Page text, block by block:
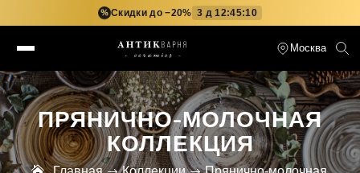
%Скидки до −20% 3 д 12:45:09
Москва
ПРЯНИЧНО-МОЛОЧНАЯ
КОЛЛЕКЦИЯ